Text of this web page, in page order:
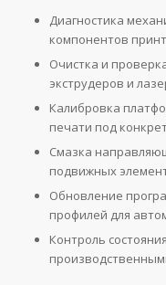
Диагностика
компонентов
Очистка и
экструдеров и
Калибровка
печати под
Смазка
подвижных
Обновление
профилей для
Контроль